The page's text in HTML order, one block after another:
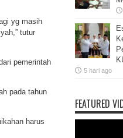
yg masih
tutur
pemerintah
pada tahun
harus
5 hari ago
FEATURED